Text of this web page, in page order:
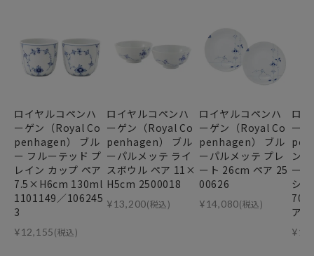
ロイヤルコペンハ
ーゲン（Royal Co
penhagen） ブル
ー フルーテッド プ
レイン カップ ペア
7.5×H6cm 130ml
1101149／106245
3
¥12,155(税込)
ロイヤルコペンハ
ーゲン（Royal Co
penhagen） ブル
ーパルメッテ ライ
スボウル ペア 11×
H5cm 2500018
¥13,200(税込)
ロイヤルコペンハ
ーゲン（Royal Co
penhagen） ブル
ーパルメッテ プレ
ート 26cm ペア 25
00626
¥14,080(税込)
ロ
ー
ン
ー
シ
709
ア
¥